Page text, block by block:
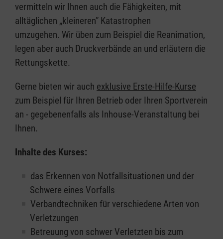
vermitteln wir Ihnen auch die Fähigkeiten, mit
alltäglichen „kleineren” Katastrophen
umzugehen. Wir üben zum Beispiel die Reanimation,
legen aber auch Druckverbände an und erläutern die
Rettungskette.
Gerne bieten wir auch exklusive Erste-Hilfe-Kurse
zum Beispiel für Ihren Betrieb oder Ihren Sportverein
an - gegebenenfalls als Inhouse-Veranstaltung bei
Ihnen.
Inhalte des Kurses:
das Erkennen von Notfallsituationen und der
Schwere eines Vorfalls
Verbandtechniken für verschiedene Arten von
Verletzungen
Betreuung von schwer Verletzten bis zum